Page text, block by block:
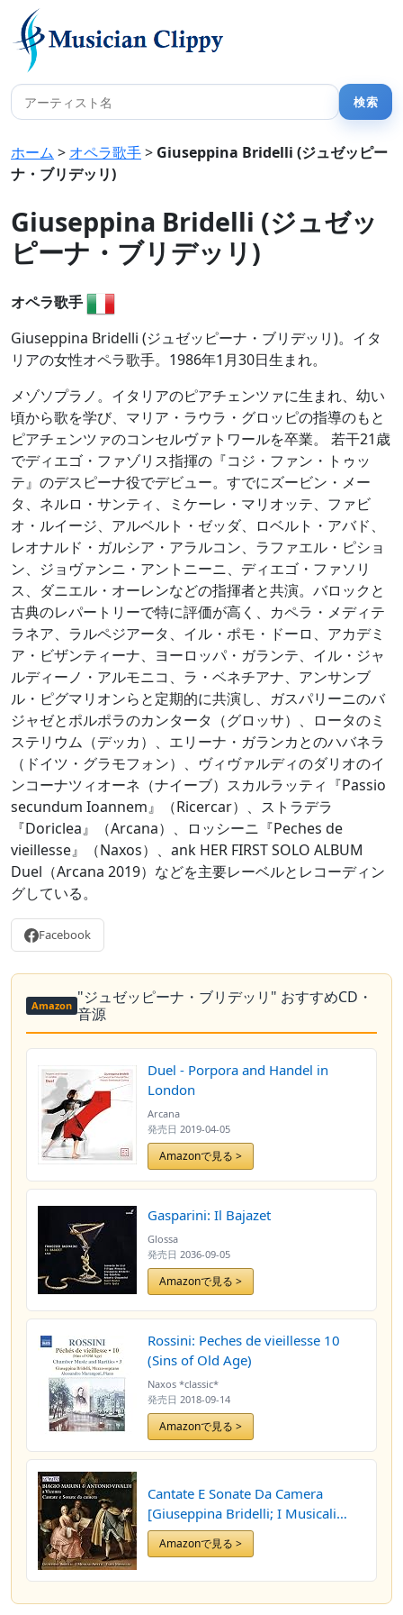
ホーム > オペラ歌手> Giuseppina Bridelli (ジュゼッピー
ナ・ブリデッリ)
Giuseppina Bridelli (ジュゼッ
ピーナ・ブリデッリ)
オペラ歌手
Giuseppina Bridelli (ジュゼッピーナ・ブリデッリ)。イタ
リアの女性オペラ歌手。1986年1月30日生まれ。
メゾソプラノ。イタリアのピアチェンツァに生まれ、幼い
頃から歌を学び、マリア・ラウラ・グロッピの指導のもと
ピアチェンツァのコンセルヴァトワールを卒業。 若干21歳
でディエゴ・ファゾリス指揮の『コジ・ファン・トゥッ
テ』のデスピーナ役でデビュー。すでにズービン・メー
タ、ネルロ・サンティ、ミケーレ・マリオッテ、ファビ
オ・ルイージ、アルベルト・ゼッダ、ロベルト・アバド、
レオナルド・ガルシア・アラルコン、ラファエル・ピショ
ン、ジョヴァンニ・アントニーニ、ディエゴ・ファソリ
ス、ダニエル・オーレンなどの指揮者と共演。バロックと
古典のレパートリーで特に評価が高く、カペラ・メディテ
ラネア、ラルペジアータ、イル・ポモ・ドーロ、アカデミ
ア・ビザンティーナ、ヨーロッパ・ガランテ、イル・ジャ
ルディーノ・アルモニコ、ラ・ベネチアナ、アンサンブ
ル・ピグマリオンらと定期的に共演し、ガスパリーニのバ
ジャゼとポルポラのカンタータ（グロッサ）、ロータのミ
ステリウム（デッカ）、エリーナ・ガランカとのハバネラ
（ドイツ・グラモフォン）、ヴィヴァルディのダリオのイ
ンコーナツィオーネ（ナイーブ）スカルラッティ『Passio
secundum Ioannem』（Ricercar）、ストラデラ
『Doriclea』（Arcana）、ロッシーニ『Peches de
vieillesse』（Naxos）、ank HER FIRST SOLO ALBUM
Duel（Arcana 2019）などを主要レーベルとレコーディン
グしている。
Facebook
Amazon "ジュゼッピーナ・ブリデッリ" おすすめCD・
音源
Duel - Porpora and Handel in
London
Arcana
発売日 2019-04-05
Amazonで見る >
Gasparini: Il Bajazet
Glossa
発売日 2036-09-05
Amazonで見る >
Rossini: Peches de vieillesse 10
(Sins of Old Age)
Naxos *classic*
発売日 2018-09-14
Amazonで見る >
Cantate E Sonate Da Camera
[Giuseppina Bridelli; I Musicali
Affetti] [TACTUS: DVD]
Amazonで見る >